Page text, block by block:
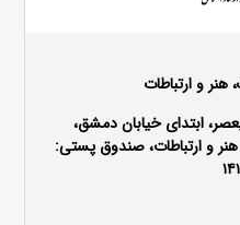
و ارتباطات
ابتدای خیابان دمشق،
هنر و ارتباطات، صندوق پستی: